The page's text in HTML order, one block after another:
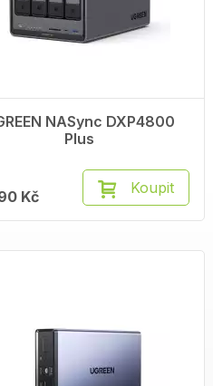
NASync DXP4800
Plus
Kč Koupit